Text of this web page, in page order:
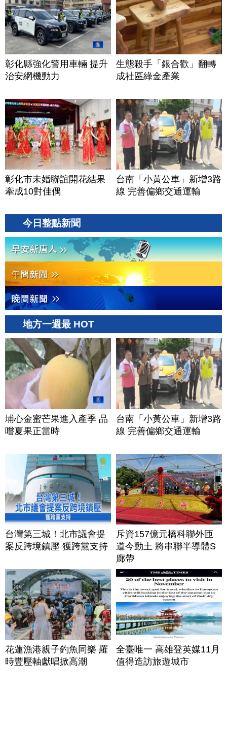
彰化縣強化警用車輛 提升
治安網機動力
生態殺手「銀合歡」翻轉
成社區綠金產業
彰化市未婚聯誼開花結果
牽成10對佳偶
台南「小黃公車」新增3路
線 完善偏鄉交通運輸
今日整點新聞
地方一週最 HOT
埔心金蜜芒果進入產季 品
嚐夏果正當時
台南「小黃公車」新增3路
線 完善偏鄉交通運輸
台灣第三城！北市議會提
案反跨境鎮壓 獲跨黨支持
斥資157億元橋科聯外匝
道今動土 將串聯半導體S
廊帶
花蓮漁港親子釣魚同樂 羅
時豐壓軸獻唱掀高潮
全臺唯一 高雄登英媒11月
值得造訪旅遊城市